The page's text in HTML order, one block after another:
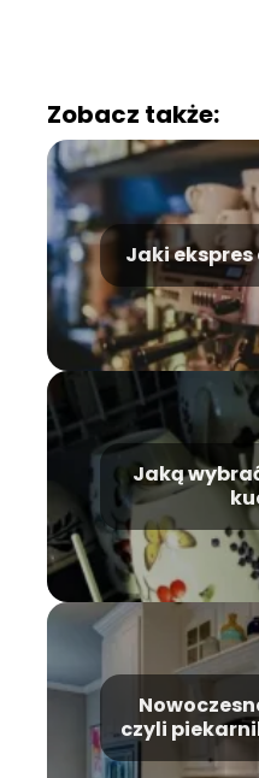
Zobacz także:
Jaki
Jaką
czyli